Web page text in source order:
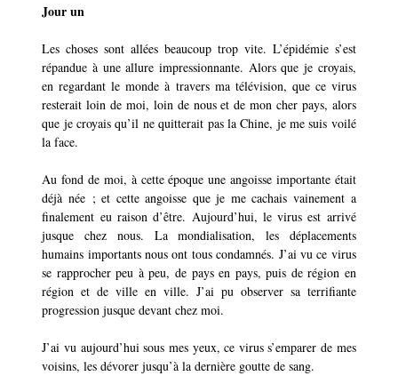
Jour un
Les choses sont allées beaucoup trop vite. L’épidémie s’est
répandue à une allure impressionnante. Alors que je croyais,
en regardant le monde à travers ma télévision, que ce virus
resterait loin de moi, loin de nous et de mon cher pays, alors
que je croyais qu’il ne quitterait pas la Chine, je me suis voilé
la face.
Au fond de moi, à cette époque une angoisse importante était
déjà née ; et cette angoisse que je me cachais vainement a
finalement eu raison d’être. Aujourd’hui, le virus est arrivé
jusque chez nous. La mondialisation, les déplacements
humains importants nous ont tous condamnés. J’ai vu ce virus
se rapprocher peu à peu, de pays en pays, puis de région en
région et de ville en ville. J’ai pu observer sa terrifiante
progression jusque devant chez moi.
J’ai vu aujourd’hui sous mes yeux, ce virus s’emparer de mes
voisins, les dévorer jusqu’à la dernière goutte de sang.